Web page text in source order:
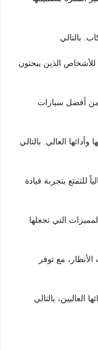
بالتالي
الذين يبحثون
من أفضل سيارات
العالي. بالتالي
للتمتع بتجربة قيادة
التي تجعلها
مع توفر
بالتالي